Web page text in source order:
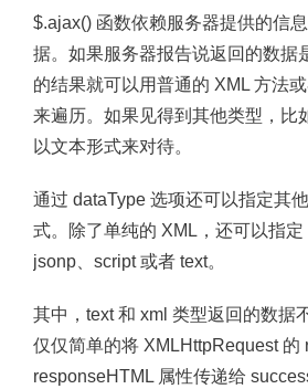
$.ajax() 函数依赖服务器提供的信
据。如果服务器报告说返回的数据
的结果就可以用普通的 XML 方法
来遍历。如果见得到其他类型，比
以文本形式来对待。
通过 dataType 选项还可以指定其
式。除了单纯的 XML，还可以指定
jsonp、script 或者 text。
其中，text 和 xml 类型返回的数据
仅仅简单的将 XMLHttpRequest 的
responseHTML 属性传递给